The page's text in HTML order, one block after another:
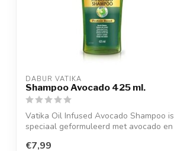
DABUR VATIKA
Shampoo Avocado 425 ml.
Vatika Oil Infused Avocado Shampoo is
speciaal geformuleerd met avocado en
€7,99